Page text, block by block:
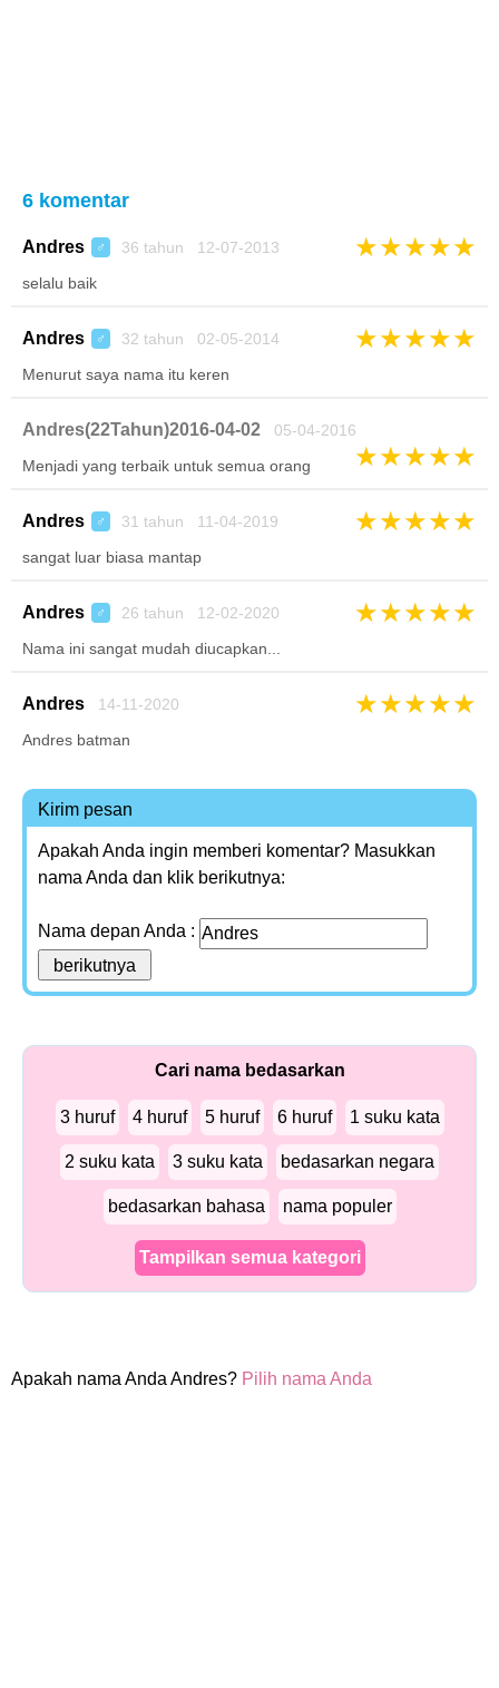
6 komentar
Andres ♂ 36 tahun 12-07-2013 ★★★★★
selalu baik
Andres ♂ 32 tahun 02-05-2014 ★★★★★
Menurut saya nama itu keren
Andres(22Tahun)2016-04-02 05-04-2016
★★★★★
Menjadi yang terbaik untuk semua orang
Andres ♂ 31 tahun 11-04-2019 ★★★★★
sangat luar biasa mantap
Andres ♂ 26 tahun 12-02-2020 ★★★★★
Nama ini sangat mudah diucapkan...
Andres 14-11-2020 ★★★★★
Andres batman
Kirim pesan
Apakah Anda ingin memberi komentar? Masukkan
nama Anda dan klik berikutnya:
Nama depan Anda :
Cari nama bedasarkan
3 huruf 4 huruf 5 huruf 6 huruf 1 suku kata
2 suku kata 3 suku kata bedasarkan negara
bedasarkan bahasa nama populer
Tampilkan semua kategori
Apakah nama Anda Andres? Pilih nama Anda